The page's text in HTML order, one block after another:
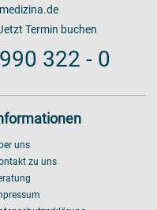
Termin buchen
322 - 0
uns
zu uns